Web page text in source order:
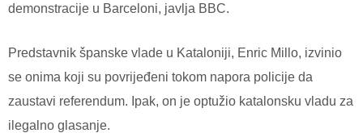
demonstracije u Barceloni, javlja BBC.
Predstavnik španske vlade u Kataloniji, Enric Millo, izvinio
se onima koji su povrijeđeni tokom napora policije da
zaustavi referendum. Ipak, on je optužio katalonsku vladu za
ilegalno glasanje.